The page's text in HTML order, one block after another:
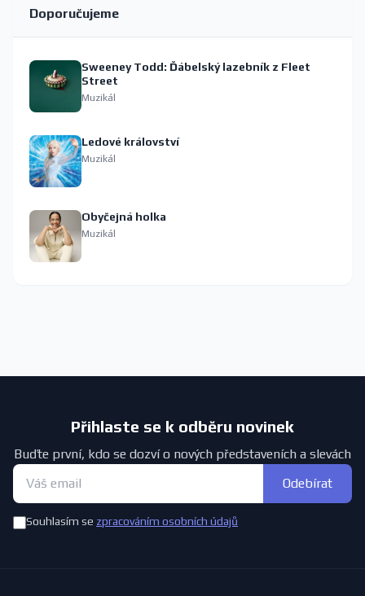
Doporučujeme
Sweeney Todd: Ďábelský lazebník z Fleet
Street
Muzikál
Ledové království
Muzikál
Obyčejná holka
Muzikál
Přihlaste se k odběru novinek
Buďte první, kdo se dozví o nových představeních a slevách
Odebírat
Souhlasím se zpracováním osobních údajů